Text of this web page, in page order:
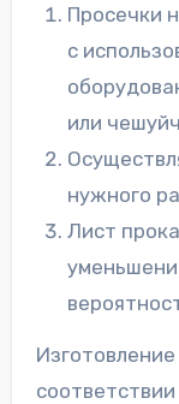
Просечки
с
или
нужного
Лист